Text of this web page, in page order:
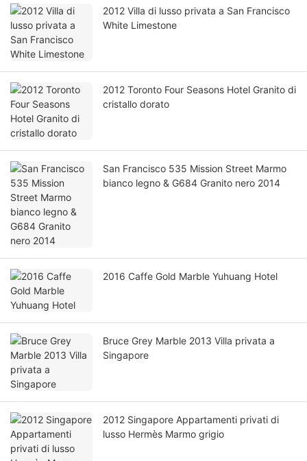
2012 Villa di lusso privata a San Francisco
White Limestone
2012 Toronto Four Seasons Hotel Granito di
cristallo dorato
San Francisco 535 Mission Street Marmo
bianco legno & G684 Granito nero 2014
2016 Caffe Gold Marble Yuhuang Hotel
Bruce Grey Marble 2013 Villa privata a
Singapore
2012 Singapore Appartamenti privati ​​di
lusso Hermès Marmo grigio